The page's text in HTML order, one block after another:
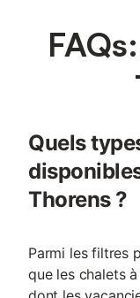
Quels
Thorens ?
Parmi les filtres
que les chalets